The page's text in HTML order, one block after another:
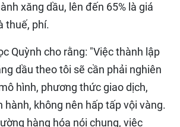
xăng dầu, lên đến 65% là giá
thuế, phí.
Quỳnh cho rằng: "Việc thành lập
dầu theo tôi sẽ cần phải nghiên
hình, phương thức giao dịch,
hành, không nên hấp tấp vội vàng.
hàng hóa nói chung, việc